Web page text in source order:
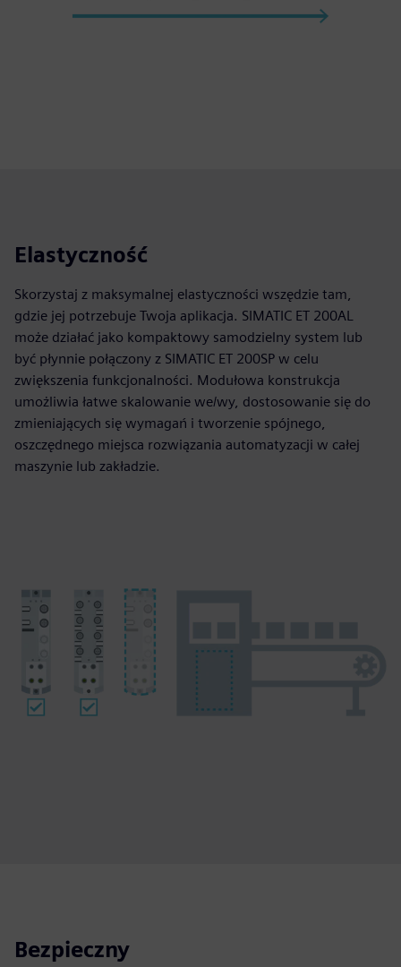
Elastyczność
Skorzystaj z maksymalnej elastyczności wszędzie tam,
gdzie jej potrzebuje Twoja aplikacja. SIMATIC ET 200AL
może działać jako kompaktowy samodzielny system lub
być płynnie połączony z SIMATIC ET 200SP w celu
zwiększenia funkcjonalności. Modułowa konstrukcja
umożliwia łatwe skalowanie we/wy, dostosowanie się do
zmieniających się wymagań i tworzenie spójnego,
oszczędnego miejsca rozwiązania automatyzacji w całej
maszynie lub zakładzie.
Bezpieczny